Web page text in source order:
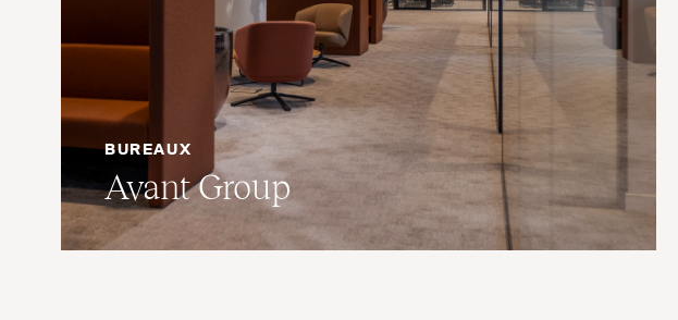
BUREAUX
Avant Group